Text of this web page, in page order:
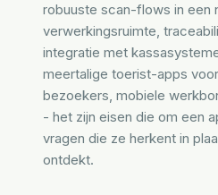
robuuste scan-flows in een
verwerkingsruimte,
integratie met
meertalige toerist-apps
bezoekers, mobiele
- het zijn eisen die om een
vragen die ze herkent in
ontdekt.